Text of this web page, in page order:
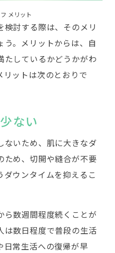
メリット
討する際は、そのメリ
う。メリットからは、自
たしているかどうかがわ
リットは次のとおりで
ない
ないため、肌に大きなダ
ため、切開や縫合が不要
ウンタイムを抑えるこ
ら数週間程度続くことが
は数日程度で普段の生活
日常生活への復帰が早